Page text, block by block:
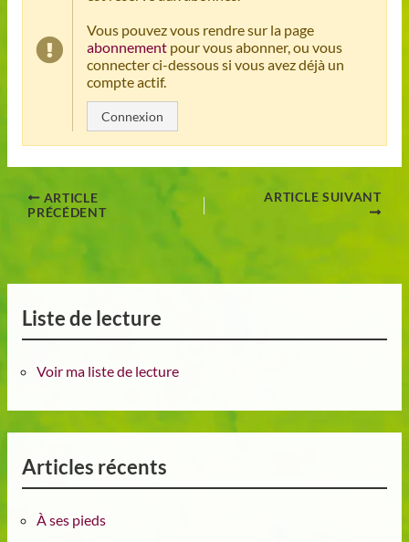
Vous pouvez vous rendre sur la page
abonnementpour vous abonner, ou vous
connecter ci-dessous si vous avez déjà un
compte actif.
Connexion
ARTICLE
PRÉCÉDENT
ARTICLE SUIVANT
Liste de lecture
Voir ma liste de lecture
Articles récents
À ses pieds